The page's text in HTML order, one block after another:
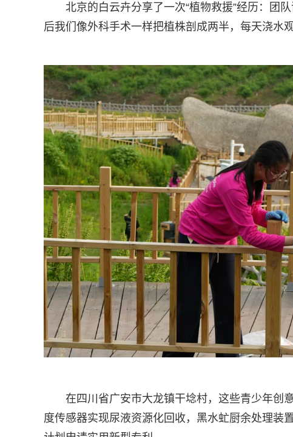
北京的白云卉分享了一次“植物救援”经历：团
后我们像外科手术一样把植株剖成两半，每天浇水
在四川省广安市大龙镇干埝村，这些青少年创
度传感器实现尿液资源化回收，黑水虻厨余处理装